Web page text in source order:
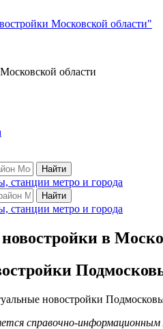
Московской области"
области
Найти
станции метро и города
Найти
станции метро и города
в
новостройки
справочно-